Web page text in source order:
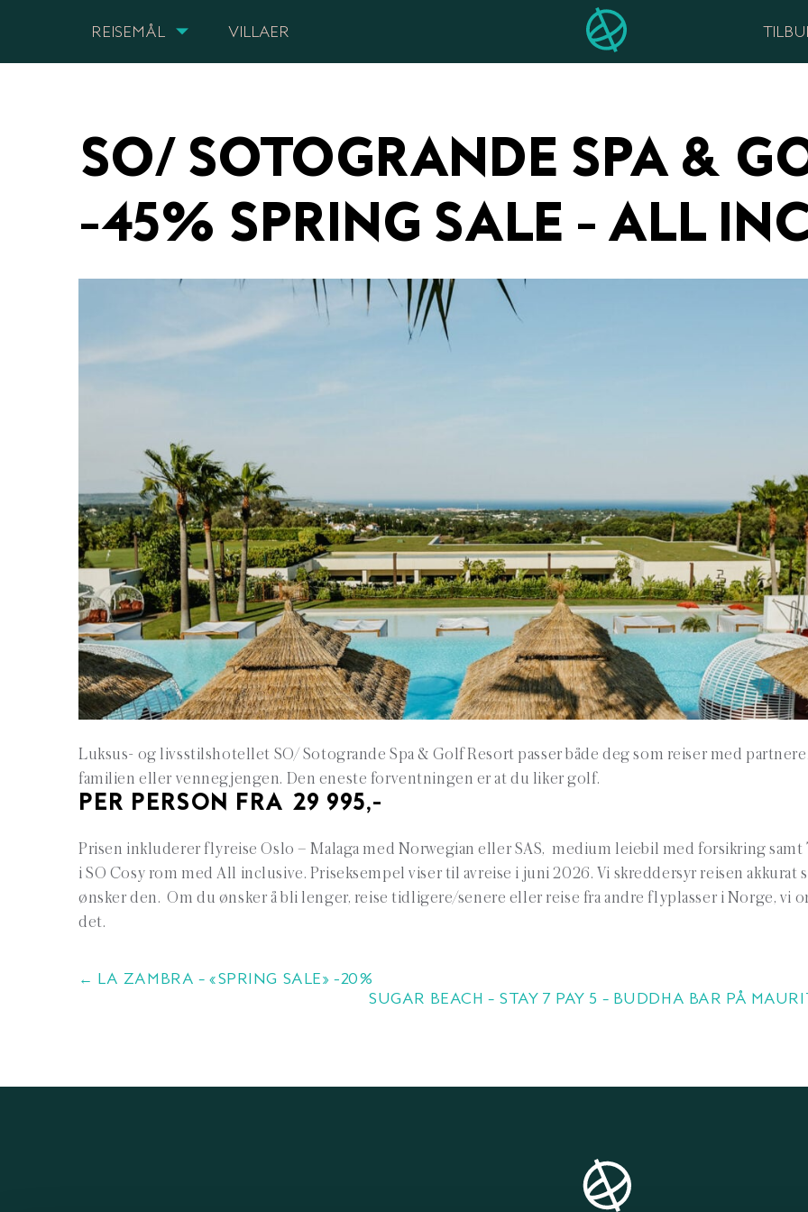
REISEMÅL VILLAER
SO/ SOTOGRANDE SPA &
-45% SPRING SALE - ALL
Luksus- og livsstilshotellet SO/ Sotogrande Spa & Golf Resort passer både deg som reiser med
familien eller vennegjengen. Den eneste forventningen er at du liker golf.
PER PERSON FRA 29 995,-
Prisen inkluderer flyreise Oslo – Malaga med Norwegian eller SAS, medium leiebil med forsikring
i SO Cosy rom med All inclusive. Priseksempel viser til avreise i juni 2026. Vi skreddersyr reisen akkurat
ønsker den. Om du ønsker å bli lenger, reise tidligere/senere eller reise fra andre flyplasser i Norge, vi
det.
← LA ZAMBRA – «SPRING SALE» -20%
SUGAR BEACH – STAY 7 PAY 5 – BUDDHA BAR PÅ